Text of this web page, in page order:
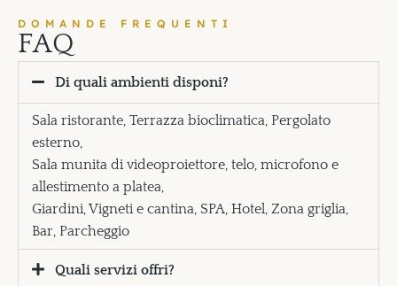
DOMANDE FREQUENTI
FAQ
Di quali ambienti disponi?
Sala ristorante, Terrazza bioclimatica, Pergolato
esterno,
Sala munita di videoproiettore, telo, microfono e
allestimento a platea,
Giardini, Vigneti e cantina, SPA, Hotel, Zona griglia,
Bar, Parcheggio
Quali servizi offri?